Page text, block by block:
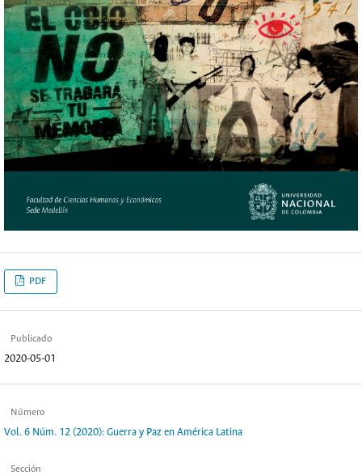
PDF
Publicado
2020-05-01
Número
Vol. 6 Núm. 12 (2020): Guerra y Paz en América Latina
Sección